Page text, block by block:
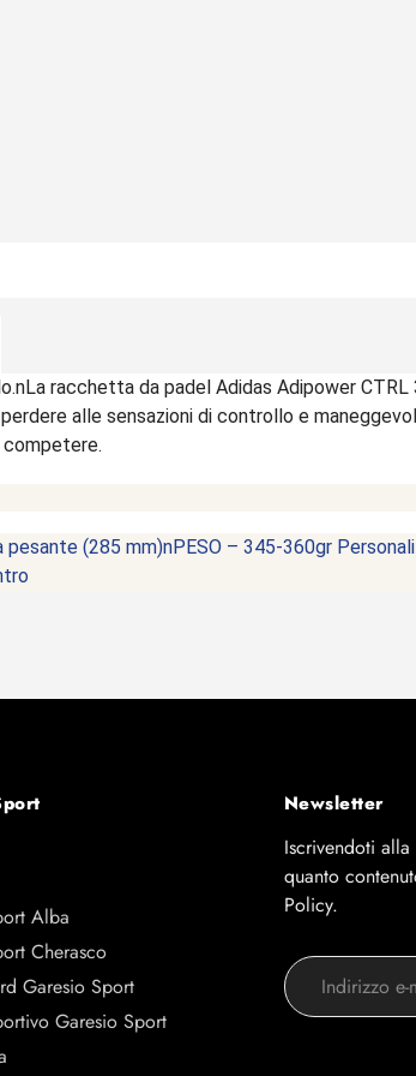
racchetta da padel Adidas Adipower CTRL
alle sensazioni di controllo e
pesante (285 mm)nPESO – 345-360gr
Alba
Cherasco
Garesio Sport
Garesio Sport
Newsletter
Iscrivendoti
quanto
Policy.